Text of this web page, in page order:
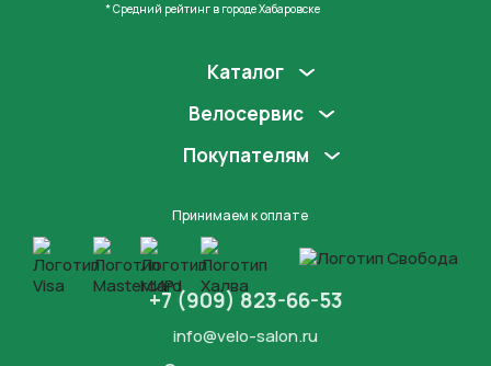
* Средний рейтинг в городе Хабаровске
Каталог
Велосервис
Покупателям
Принимаем к оплате
+7 (909) 823-66-53
info@velo-salon.ru